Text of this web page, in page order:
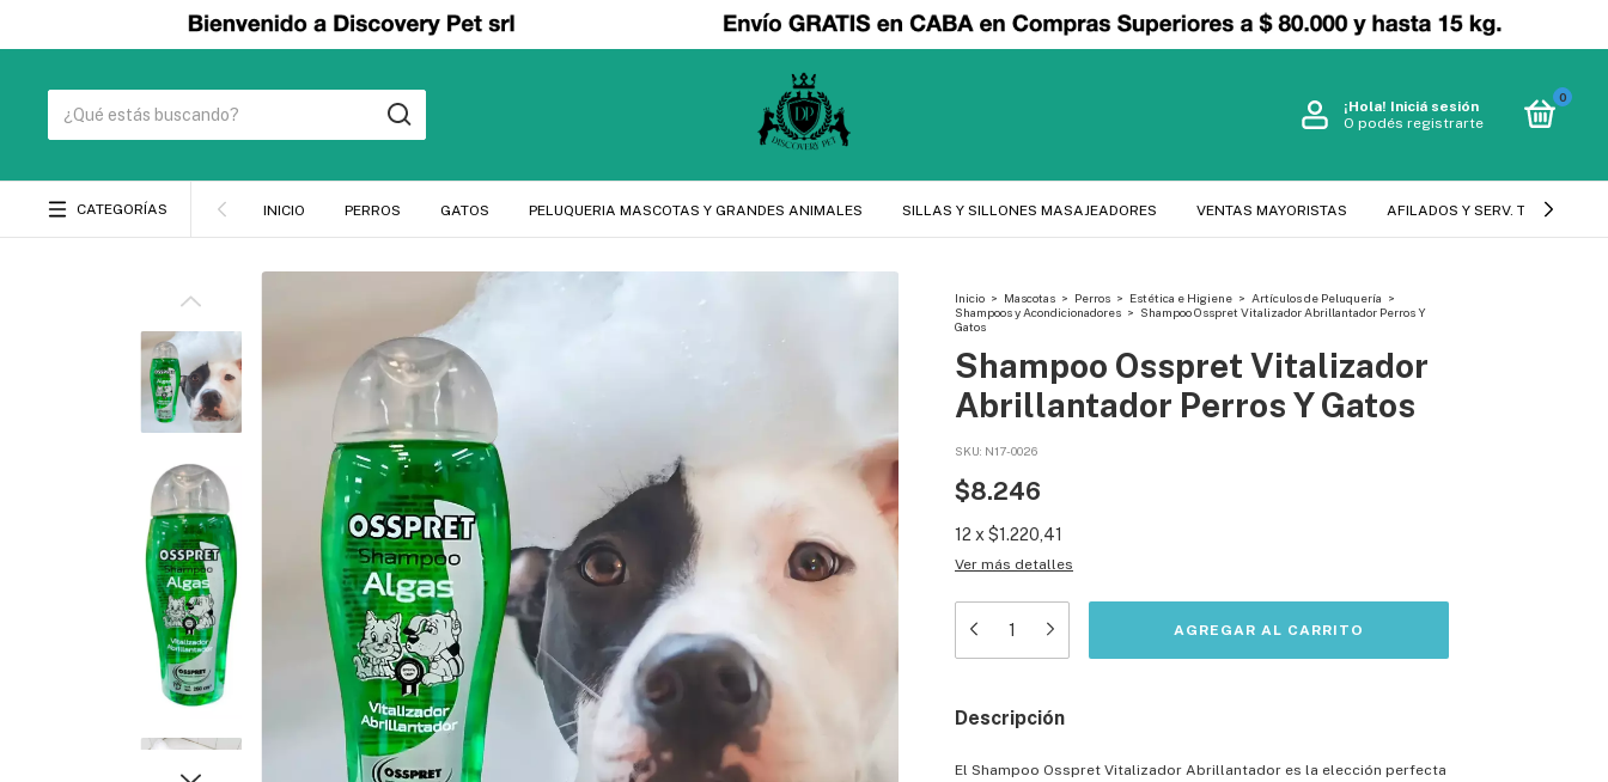
¡Hola! Iniciá sesión
O podés registrarte
0
CATEGORÍAS INICIO PERROS GATOS PELUQUERIA MASCOTAS Y GRANDES ANIMALES SILLAS Y SILLONES MASAJEADORES VENTAS MAYORISTAS AFILADOS Y SERV. TECNICO
Inicio > Mascotas > Perros > Estética e Higiene > Artículos de Peluquería >
Shampoos y Acondicionadores > Shampoo Osspret Vitalizador Abrillantador Perros Y
Gatos
Shampoo Osspret Vitalizador
Abrillantador Perros Y Gatos
SKU: N17-0026
$8.246
12 x $1.220,41
Ver más detalles
Descripción
El Shampoo Osspret Vitalizador Abrillantador es la elección perfecta